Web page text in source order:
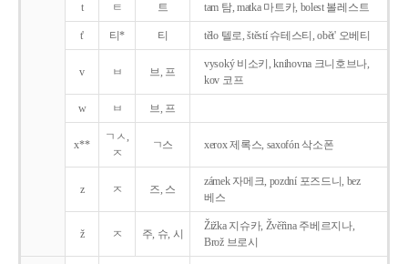
t ㅌ 트 tam 탐, matka 마트카, bolest 볼레스트
t' 티* 티 tělo 텔로, štěstí 슈테스티, obět' 오베티
v ㅂ 브, 프
vysoký 비소키, knihovna 크니호브나,
kov 코프
w ㅂ 브, 프
x**
ㄱㅅ,
ㅈ
ㄱ스 xerox 제록스, saxofón 삭소폰
z ㅈ 즈, 스
zámek 자메크, pozdní 포즈드니, bez
베스
ž ㅈ 주, 슈, 시
Žižka 지슈카, Žvěřina 주베르지나,
Brož 브로시